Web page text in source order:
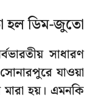
হল ডিম-জুতো
সাধারণ
যাওয়া
হয়। এমনকি